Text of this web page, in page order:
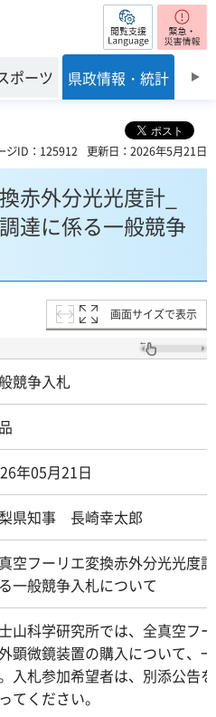
閲覧支援
ポーツ 県政情報・統計
ジID：125912 更新日：2026年5月21日
赤外分光光度計_
達に係る一般競争
画面サイズで表示
競争入札
年05月21日
県知事 長崎幸太郎
空フーリエ変換赤外分光光度
一般競争入札について
山科学研究所では、全真空フ
顕微鏡装置の購入について、
入札参加希望者は、別添公告
てください。